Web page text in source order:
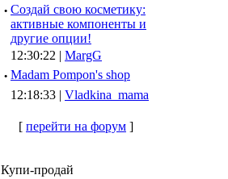
· Создай свою косметику:
активные компоненты и
другие опции!
12:30:22 | MargG
· Madam Pompon's shop
12:18:33 | Vladkina_mama
[ перейти на форум ]
Купи-продай